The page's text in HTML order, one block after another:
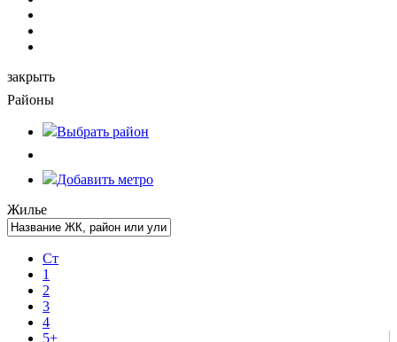
закрыть
Районы
Выбрать район
Добавить метро
Жилье
Ст
1
2
3
4
5+